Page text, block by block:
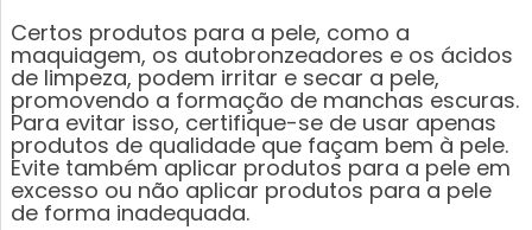
Certos produtos para a pele, como a
maquiagem, os autobronzeadores e os ácidos
de limpeza, podem irritar e secar a pele,
promovendo a formação de manchas escuras.
Para evitar isso, certifique-se de usar apenas
produtos de qualidade que façam bem à pele.
Evite também aplicar produtos para a pele em
excesso ou não aplicar produtos para a pele
de forma inadequada.